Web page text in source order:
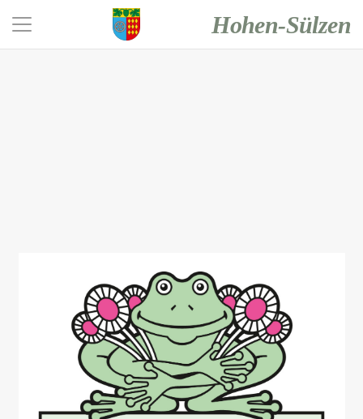
Hohen-Sülzen